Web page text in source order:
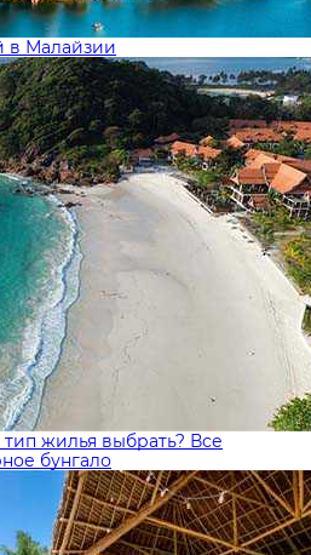
в Малайзии
жилья выбрать? Все
бунгало